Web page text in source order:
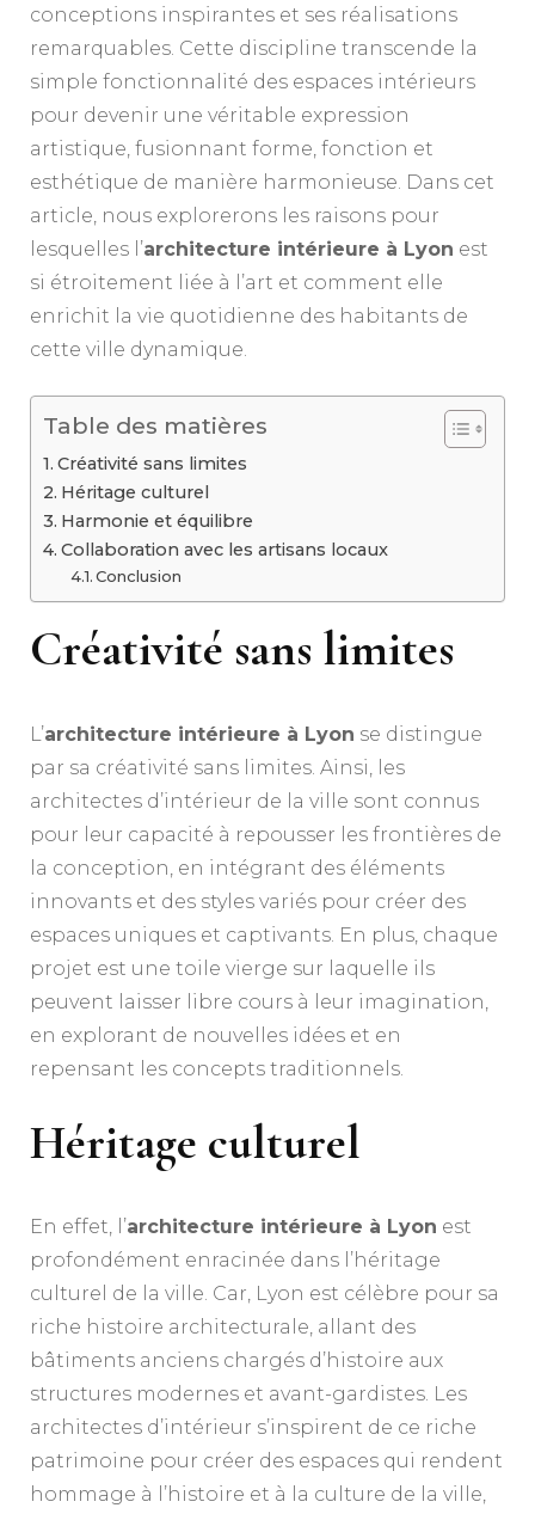
conceptions inspirantes et ses réalisations
remarquables. Cette discipline transcende la
simple fonctionnalité des espaces intérieurs
pour devenir une véritable expression
artistique, fusionnant forme, fonction et
esthétique de manière harmonieuse. Dans cet
article, nous explorerons les raisons pour
lesquelles l’architecture intérieure à Lyon est
si étroitement liée à l’art et comment elle
enrichit la vie quotidienne des habitants de
cette ville dynamique.
Table des matières
Créativité sans limites
Héritage culturel
Harmonie et équilibre
Collaboration avec les artisans locaux
Conclusion
Créativité sans limites
L’architecture intérieure à Lyon se distingue
par sa créativité sans limites. Ainsi, les
architectes d’intérieur de la ville sont connus
pour leur capacité à repousser les frontières de
la conception, en intégrant des éléments
innovants et des styles variés pour créer des
espaces uniques et captivants. En plus, chaque
projet est une toile vierge sur laquelle ils
peuvent laisser libre cours à leur imagination,
en explorant de nouvelles idées et en
repensant les concepts traditionnels.
Héritage culturel
En effet, l’architecture intérieure à Lyon est
profondément enracinée dans l’héritage
culturel de la ville. Car, Lyon est célèbre pour sa
riche histoire architecturale, allant des
bâtiments anciens chargés d’histoire aux
structures modernes et avant-gardistes. Les
architectes d’intérieur s’inspirent de ce riche
patrimoine pour créer des espaces qui rendent
hommage à l’histoire et à la culture de la ville,